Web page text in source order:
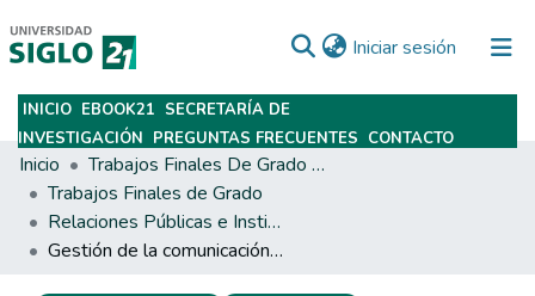
Iniciar sesión (current)
Subir
INICIO EBOOK21 SECRETARÍA DE
INVESTIGACIÓN PREGUNTAS FRECUENTES CONTACTO
Inicio
Trabajos Finales De Grado Y Posgrado
Trabajos Finales de Grado
Relaciones Públicas e Institucionales
Gestión de la comunicación corporativa con los clientes de Alonso J. y José A. Redolfi S. R. L., mediante Branding y Responsabilidad Social Empresarial como enfoque estratégico.